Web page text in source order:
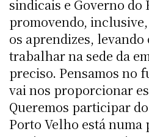
sindicais e Governo do
promovendo,
os aprendizes,
trabalhar na sede da
preciso. Pensamos no
vai nos proporcionar
Queremos participar
Porto Velho está numa